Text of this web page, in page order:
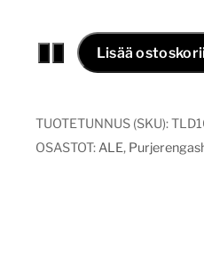
Purjerengashuivi
punaruutu
Lisää
TUOTETUNNUS (SKU):
OSASTOT:ALE,